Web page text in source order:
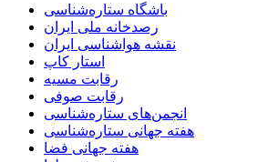
باشگاه ستاره‌شناسی
رصدخانه ملی ایران
نقشه هواشناسی ایران
استار کاپ
رقابت مسیه
رقابت صوفی
انجمن‌های ستاره‌شناسی
هفته جهانی ستاره‌شناسی
هفته جهانی فضا